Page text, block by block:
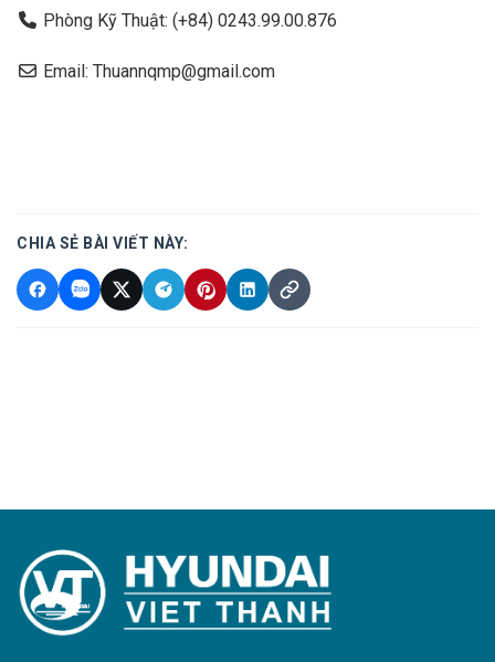
Phòng Kỹ Thuật: (+84) 0243.99.00.876
Email: Thuannqmp@gmail.com
CHIA SẺ BÀI VIẾT NÀY: